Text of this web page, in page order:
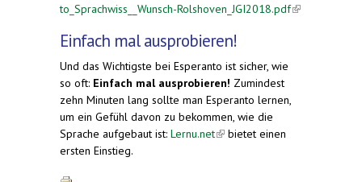
to_Sprachwiss__Wunsch-Rolshoven_JGI2018.pdf(link is
Einfach mal ausprobieren!
Und das Wichtigste bei Esperanto ist sicher, wie
so oft: Einfach mal ausprobieren! Zumindest
zehn Minuten lang sollte man Esperanto lernen,
um ein Gefühl davon zu bekommen, wie die
Sprache aufgebaut ist: Lernu.net(link is external)
bietet einen
ersten Einstieg.